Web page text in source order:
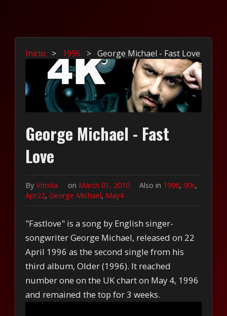
Inicio > 1996 > George Michael - Fast Love
George Michael - Fast
Love
ByVitrola on March 01, 2010 Also in 1996, 90s,
Apr22,George Michael, May4
"Fastlove" is a song by English singer-
songwriter George Michael, released on 22
April 1996 as the second single from his
third album, Older (1996). It reached
number one on the UK chart on May 4, 1996
and remained the top for 3 weeks.